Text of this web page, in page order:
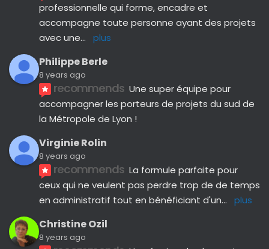
professionnelle qui forme, encadre et
accompagne toute personne ayant des projets
avec une... plus
Philippe Berle
8 years ago
recommends Une super équipe pour
accompagner les porteurs de projets du sud de
la Métropole de Lyon !
Virginie Rolin
8 years ago
recommends La formule parfaite pour
ceux qui ne veulent pas perdre trop de de temps
en administratif tout en bénéficiant d'un... plus
Christine Ozil
8 years ago